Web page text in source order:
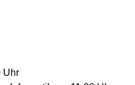
Uhr